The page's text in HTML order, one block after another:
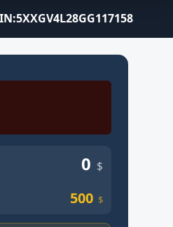
0 $
500 $